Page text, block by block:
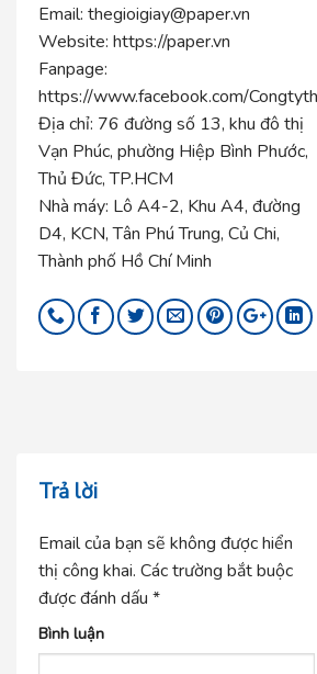
Email: thegioigiay@paper.vn
Website: https://paper.vn
Fanpage:
https://www.facebook.com/
Địa chỉ: 76 đường số 13, khu đô thị
Vạn Phúc, phường Hiệp Bình Phước,
Thủ Đức, TP.HCM
Nhà máy: Lô A4-2, Khu A4, đường
D4, KCN, Tân Phú Trung, Củ Chi,
Thành phố Hồ Chí Minh
Trả lời
Email của bạn sẽ không được hiển
thị công khai. Các trường bắt buộc
được đánh dấu *
Bình luận